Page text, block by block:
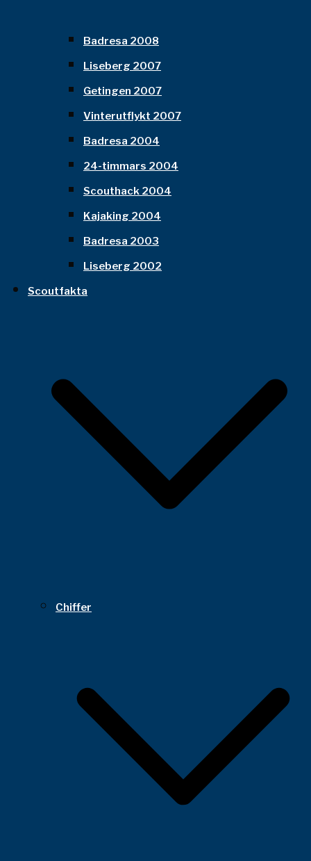
Badresa 2008
Liseberg 2007
Getingen 2007
Vinterutflykt 2007
Badresa 2004
24-timmars 2004
Scouthack 2004
Kajaking 2004
Badresa 2003
Liseberg 2002
Scoutfakta
Chiffer